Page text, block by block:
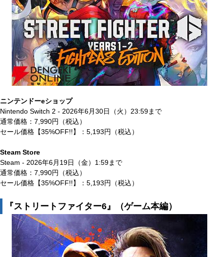
ニンテンドーeショップ
Nintendo Switch 2 - 2026年6月30日（火）23:59まで
通常価格：7,990円（税込）
セール価格【35%OFF!!】：5,193円（税込）
Steam Store
Steam - 2026年6月19日（金）1:59まで
通常価格：7,990円（税込）
セール価格【35%OFF!!】：5,193円（税込）
『ストリートファイター6』（ゲーム本編）